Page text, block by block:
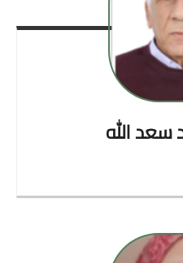
سعد الله